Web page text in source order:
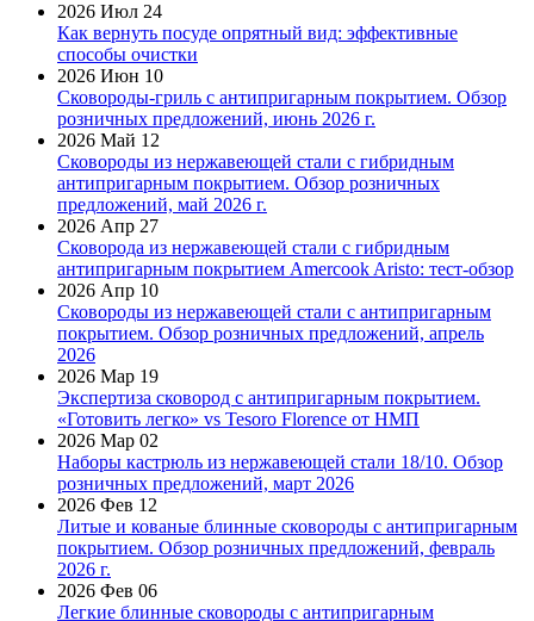
2026 Июл 24
Как вернуть посуде опрятный вид: эффективные
способы очистки
2026 Июн 10
Сковороды-гриль с антипригарным покрытием. Обзор
розничных предложений, июнь 2026 г.
2026 Май 12
Сковороды из нержавеющей стали с гибридным
антипригарным покрытием. Обзор розничных
предложений, май 2026 г.
2026 Апр 27
Сковорода из нержавеющей стали с гибридным
антипригарным покрытием Amercook Aristo: тест-обзор
2026 Апр 10
Сковороды из нержавеющей стали с антипригарным
покрытием. Обзор розничных предложений, апрель
2026
2026 Мар 19
Экспертиза сковород с антипригарным покрытием.
«Готовить легко» vs Tesoro Florence от НМП
2026 Мар 02
Наборы кастрюль из нержавеющей стали 18/10. Обзор
розничных предложений, март 2026
2026 Фев 12
Литые и кованые блинные сковороды с антипригарным
покрытием. Обзор розничных предложений, февраль
2026 г.
2026 Фев 06
Легкие блинные сковороды с антипригарным